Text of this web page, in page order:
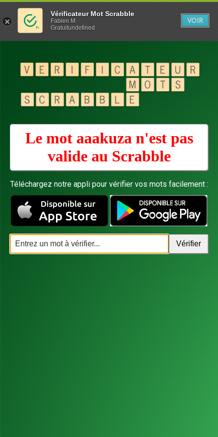
Le mot aaakuza n'est pas
valide au Scrabble
Téléchargez notre appli pour vérifier vos mots facilement :
Vérificateur Mot Scrabble
Fabien M
Gratuitundefined
VOIR